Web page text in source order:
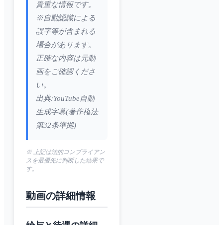
貴重な情報です。
※自動認識による
誤字等が含まれる
場合があります。
正確な内容は元動
画をご確認くださ
い。
出典:YouTube自動
生成字幕(著作権法
第32条準拠)
※ 上記は法的コンプライアン
スを最優先に判断した結果で
す。
動画の詳細情報